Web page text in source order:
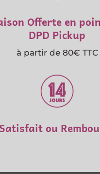
Offerte en
DPD Pickup
à partir de 80€ TTC
Satisfait ou